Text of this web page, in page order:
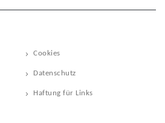
Cookies
Datenschutz
Haftung für Links